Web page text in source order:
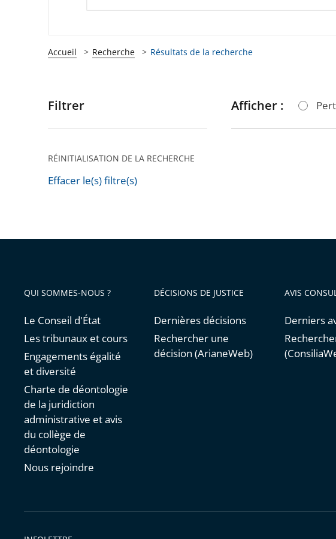
Accueil Recherche Résultats de la recherche
Passer
pour
après
Filtrer
RÉINITIALISATION DE LA RECHERCHE
Effacer le(s) filtre(s)
Afficher :
QUI SOMMES-NOUS ?
Le Conseil d'État
Les tribunaux et cours
Engagements égalité
et diversité
Charte de déontologie
de la juridiction
administrative et avis
du collège de
déontologie
Nous rejoindre
DÉCISIONS DE JUSTICE
Dernières décisions
Rechercher une
décision (ArianeWeb)
AVIS
Derniers